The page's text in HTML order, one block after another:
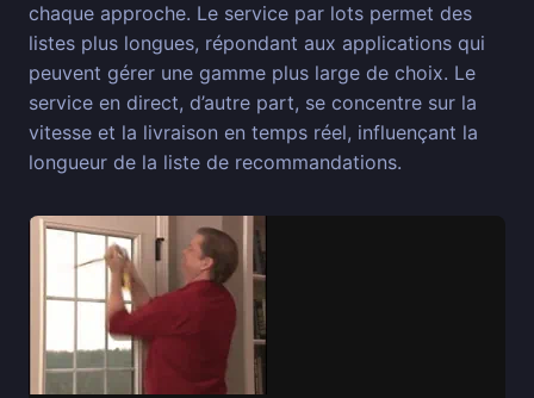
chaque approche. Le service par lots permet des
listes plus longues, répondant aux applications qui
peuvent gérer une gamme plus large de choix. Le
service en direct, d’autre part, se concentre sur la
vitesse et la livraison en temps réel, influençant la
longueur de la liste de recommandations.